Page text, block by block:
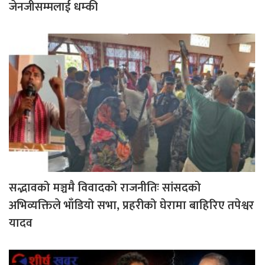
जेनजीसम्मलाई धम्की
सद्भावको मञ्चमै विवादको राजनीतिः सांसदको
अभिव्यक्तिले भाँडियो सभा, प्रहरीको घेरामा बाहिरिए तपेश्वर
यादव